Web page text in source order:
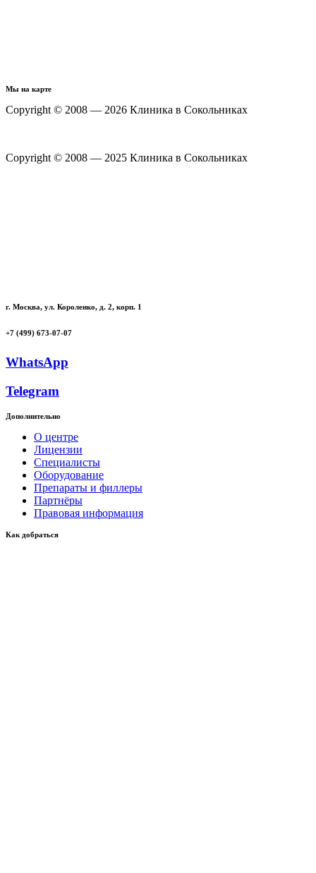
Мы на карте
Copyright © 2008 — 2026 Клиника в Сокольниках
Copyright © 2008 — 2025 Клиника в Сокольниках
г. Москва, ул. Короленко, д. 2, корп. 1
+7 (499) 673-07-07
WhatsApp
Telegram
Дополнительно
О центре
Лицензии
Специалисты
Оборудование
Препараты и филлеры
Партнёры
Правовая информация
Как добраться